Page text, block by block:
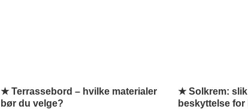
★ Terrassebord – hvilke materialer
bør du velge?
★ Solkrem:
beskyttelse for